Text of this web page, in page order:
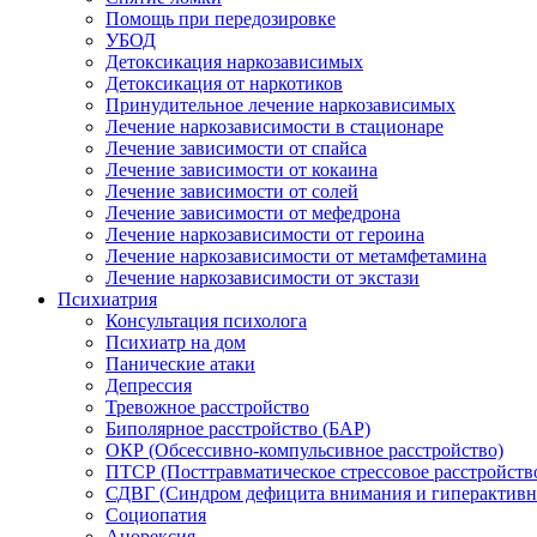
Помощь при передозировке
УБОД
Детоксикация наркозависимых
Детоксикация от наркотиков
Принудительное лечение наркозависимых
Лечение наркозависимости в стационаре
Лечение зависимости от спайса
Лечение зависимости от кокаина
Лечение зависимости от солей
Лечение зависимости от мефедрона
Лечение наркозависимости от героина
Лечение наркозависимости от метамфетамина
Лечение наркозависимости от экстази
Психиатрия
Консультация психолога
Психиатр на дом
Панические атаки
Депрессия
Тревожное расстройство
Биполярное расстройство (БАР)
ОКР (Обсессивно-компульсивное расстройство)
ПТСР (Посттравматическое стрессовое
СДВГ (Синдром дефицита внимания и
Социопатия